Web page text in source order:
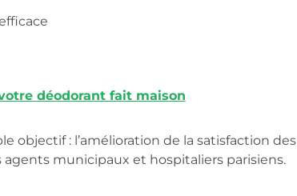
déodorant fait maison
objectif : l’amélioration de la satisfaction des
municipaux et hospitaliers parisiens.